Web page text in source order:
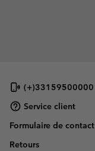
(+)33159500000
Service client
Formulaire de contact
Retours